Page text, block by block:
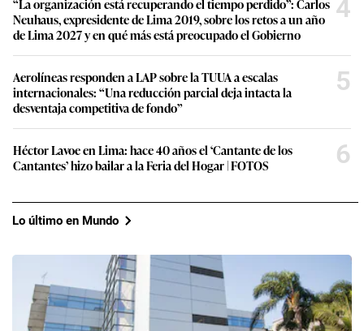
“La organización está recuperando el tiempo perdido”: Carlos
Neuhaus, expresidente de Lima 2019, sobre los retos a un año
de Lima 2027 y en qué más está preocupado el Gobierno
4
Aerolíneas responden a LAP sobre la TUUA a escalas
internacionales: “Una reducción parcial deja intacta la
desventaja competitiva de fondo”
5
Héctor Lavoe en Lima: hace 40 años el ‘Cantante de los
Cantantes’ hizo bailar a la Feria del Hogar | FOTOS
6
Lo último en Mundo